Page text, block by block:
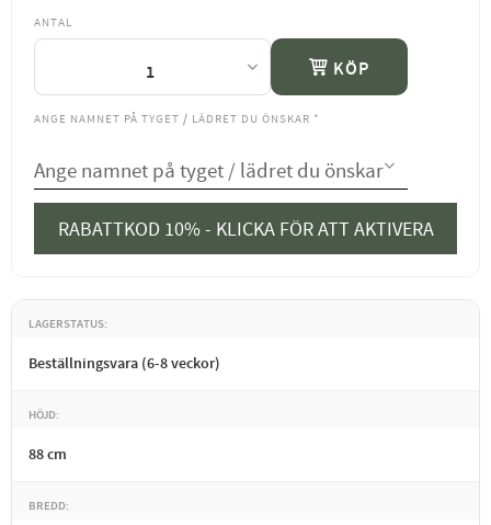
ANTAL
KÖP
ANGE NAMNET PÅ TYGET / LÄDRET DU ÖNSKAR *
RABATTKOD 10% - KLICKA FÖR ATT AKTIVERA
LAGERSTATUS
Beställningsvara (6-8 veckor)
HÖJD
88 cm
BREDD